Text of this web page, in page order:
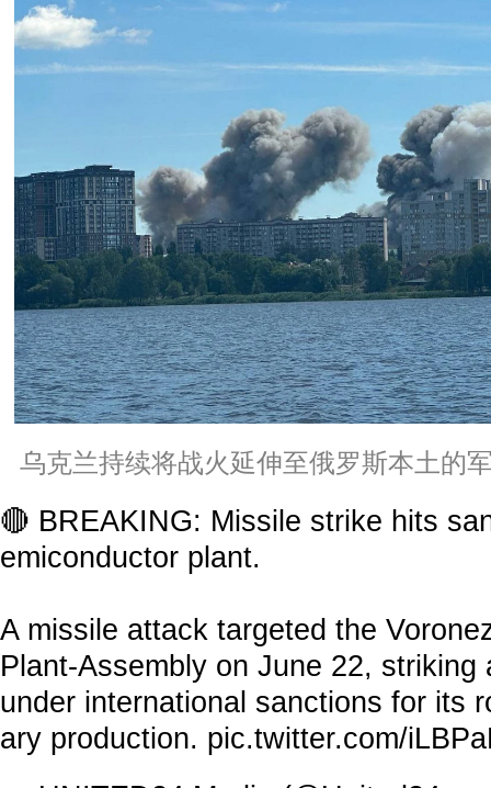
乌克兰持续将战火延伸至俄罗斯本土的
🔴 BREAKING: Missile strike hits
emiconductor plant.
A missile attack targeted the
Plant-Assembly on June 22, striking
under international sanctions for its
ary production. pic.twitter.com/